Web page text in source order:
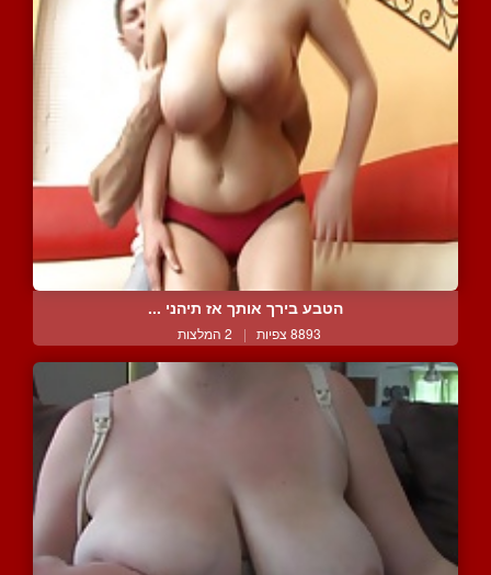
הטבע בירך אותך אז תיהני ...
8893 צפיות | 2 המלצות